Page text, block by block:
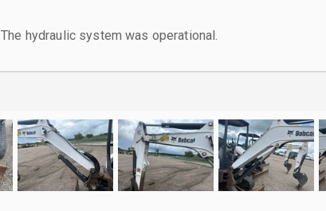
The hydraulic system was operational.